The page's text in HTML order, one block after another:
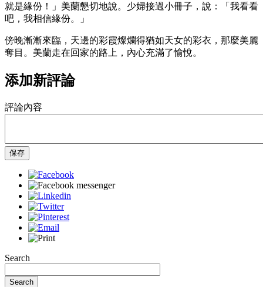
就是緣份！」美蘭懇切地說。少婦接過小冊子，說：「我看看
吧，我相信緣份。」
傍晚漸漸來臨，天邊的彩霞燦爛得猶如天女的彩衣，那麼美麗
奪目。美蘭走在回家的路上，內心充滿了愉悅。
添加新評論
評論內容
保存
Search
Search